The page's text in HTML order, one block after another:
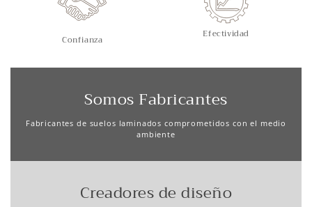
Confianza Efectividad
Somos Fabricantes
Fabricantes de suelos laminados comprometidos con el medio
ambiente
Creadores de diseño